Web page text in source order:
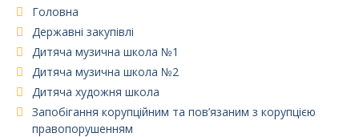
Головна
Державні закупівлі
Дитяча музична школа №1
Дитяча музична школа №2
Дитяча художня школа
Запобігання корупційним та пов’язаним з корупцією
правопорушенням